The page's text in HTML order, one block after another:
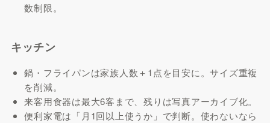
数制限。
キッチン
鍋・フライパンは家族人数＋1点を目安に。サイズ重複
を削減。
来客用食器は最大6客まで、残りは写真アーカイブ化。
便利家電は「月1回以上使うか」で判断。使わないなら